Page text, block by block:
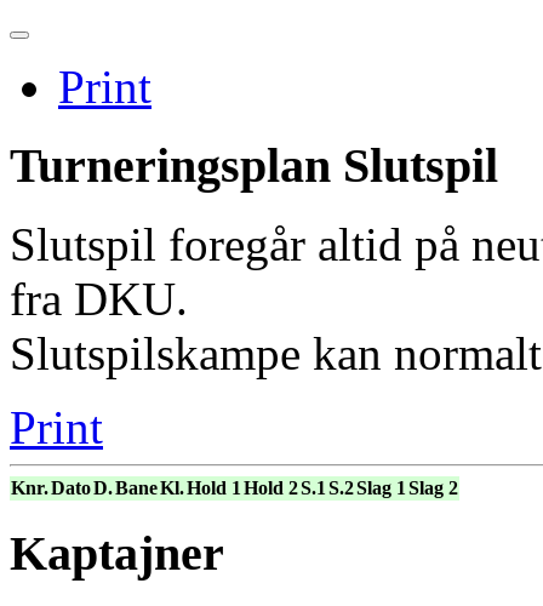
Print
Turneringsplan Slutspil
Slutspil foregår altid på
fra DKU.
Slutspilskampe kan
Print
Knr.DatoD.BaneKl.Hold 1 Hold 2S.1 S.2Slag 1 Slag 2
Kaptajner